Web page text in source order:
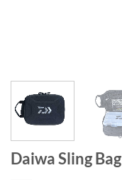
Daiwa Sling Bag